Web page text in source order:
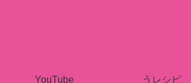
YouTube うレシピ